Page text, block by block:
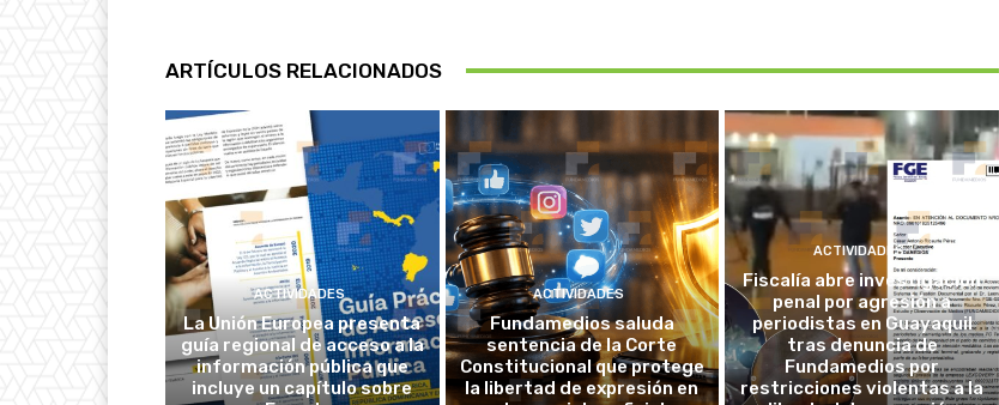
ARTÍCULOS RELACIONADOS
ACTIVIDADES
La Unión Europea presenta
guía regional de acceso a la
información pública que
incluye un capítulo sobre
ACTIVIDADES
Fundamedios saluda
sentencia de la Corte
Constitucional que protege
la libertad de expresión en
ACTIVIDADES
Fiscalía abre investigación
penal por agresión a
periodistas en Guayaquil
tras denuncia de
Fundamedios por
restricciones violentas a la